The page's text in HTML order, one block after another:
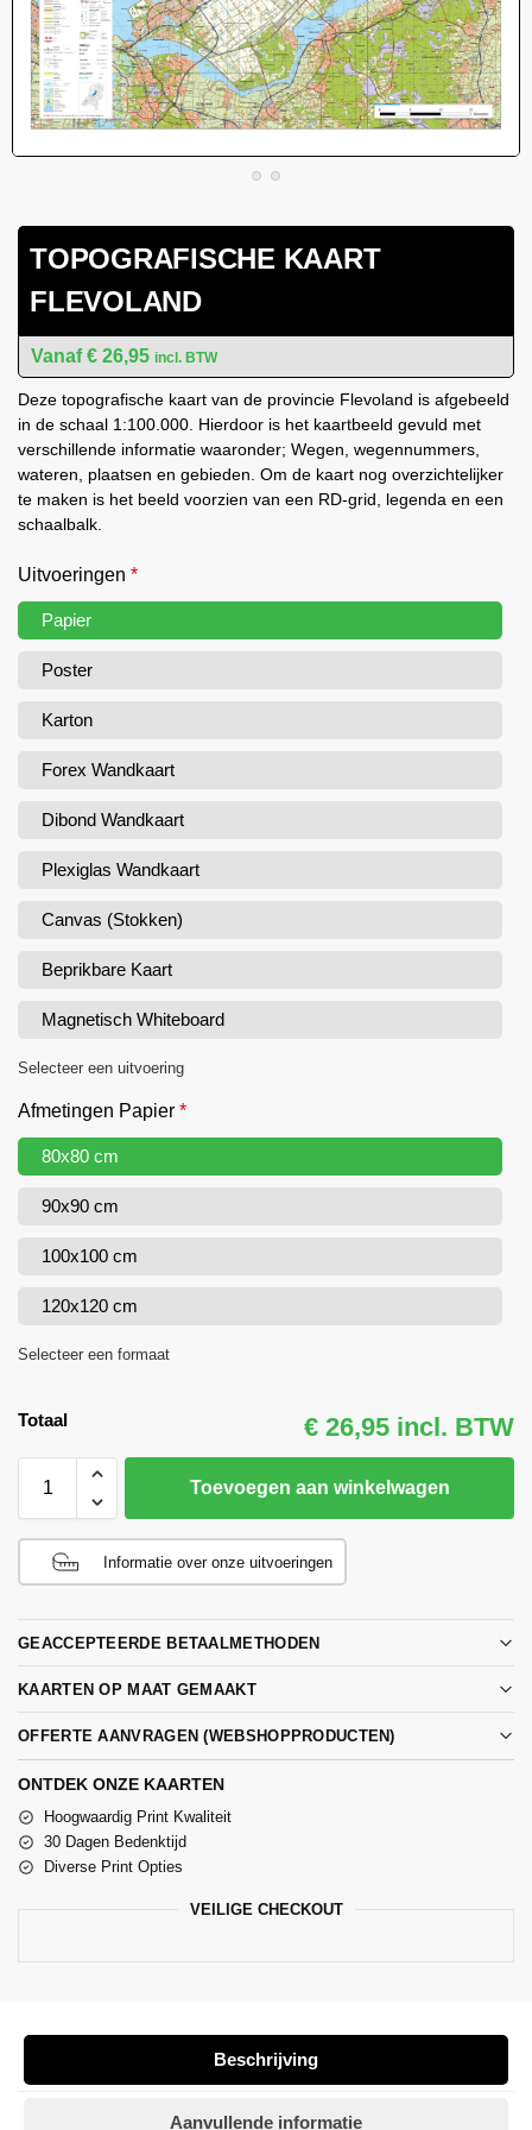
TOPOGRAFISCHE KAART
FLEVOLAND
€ 26,95 incl. BTW
Deze topografische kaart van de provincie Flevoland is afgebeeld
in de schaal 1:100.000. Hierdoor is het kaartbeeld gevuld met
verschillende informatie waaronder; Wegen, wegennummers,
wateren, plaatsen en gebieden. Om de kaart nog overzichtelijker
te maken is het beeld voorzien van een RD-grid, legenda en een
schaalbalk.
Uitvoeringen *
Papier
Poster
Karton
Forex Wandkaart
Dibond Wandkaart
Plexiglas Wandkaart
Canvas (Stokken)
Beprikbare Kaart
Magnetisch Whiteboard
Selecteer een uitvoering
Afmetingen Papier *
80x80 cm
90x90 cm
100x100 cm
120x120 cm
Selecteer een formaat
Totaal € 26,95 incl. BTW
Toevoegen aan winkelwagen
Informatie over onze uitvoeringen
GEACCEPTEERDE BETAALMETHODEN
KAARTEN OP MAAT GEMAAKT
OFFERTE AANVRAGEN (WEBSHOPPRODUCTEN)
ONTDEK ONZE KAARTEN
Hoogwaardig Print Kwaliteit
30 Dagen Bedenktijd
Diverse Print Opties
VEILIGE CHECKOUT
Beschrijving
Aanvullende informatie